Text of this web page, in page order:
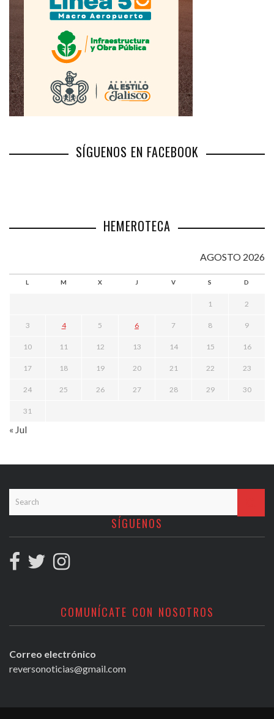
SÍGUENOS EN FACEBOOK
HEMEROTECA
AGOSTO 2026
L M X J V S D
1 2
3 4 5 6 7 8 9
10 11 12 13 14 15 16
17 18 19 20 21 22 23
24 25 26 27 28 29 30
31
« Jul
SÍGUENOS
COMUNÍCATE CON NOSOTROS
Correo electrónico
reversonoticias@gmail.com